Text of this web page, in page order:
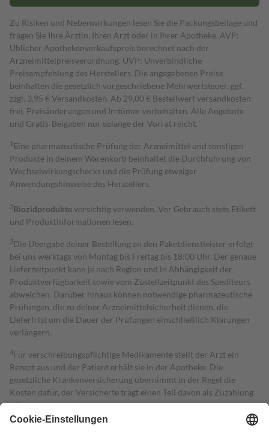
Zu Risiken und Nebenwirkungen lesen Sie die Packungsbeilage und
fragen Sie Ihre Ärztin, Ihren Arzt oder in Ihrer Apotheke. AVP:
Üblicher Apothekenverkaufspreis berechnet nach der
Arzneimittelpreisverordnung. UVP: Unverbindliche
Preisempfehlung des Herstellers. Die angegebenen Preise
beinhalten die gesetzlich vorgeschriebene Mehrwertsteuer, ggf.
zzgl. 3,95 € Versandkosten. Ab 29,00 € Bestell­wert versand­kosten­
frei. Preisänderungen und Irrtümer vorbehalten. Alle Angebote
und Gratis-Beigaben nur solange der Vorrat reicht.
1 Eine pharmazeutische Prüfung der Arzneimittel und sonstigen
Produkte in deinem Warenkorb beinhaltet die Durchführung von
Wechselwirkungschecks und die Prüfung etwaiger
Anwendungshinweise des Herstellers.
2Biozidproduktevorsichtig verwenden. Vor Gebrauch stets Etikett
und Produktinformationen lesen.
3Die Übergabe deiner Bestellung an den Paketdienstleister erfolgt
bei uns werktags von Montag bis Freitag bis 18:00 Uhr. Der genaue
Lieferzeitpunkt kann je nach Region und in Abhängigkeit der
Produktverfügbarkeit sowie vom Zustellzeitpunkt des Spediteurs
abweichen. Darüber hinaus können notwendige pharmazeutische
Prüfungen, die zu deiner Arzneimittelsicherheit dienen, die
Lieferfrist um die Dauer der Prüfungen einschließlich Klärungen
verlängern.
4Für verschreibungspflichtige Medikamente stellt der Arzt ein
Rezept aus und der Patient erhält sie in der Apotheke. Die
gesetzliche Krankenversicherung übernimmt in der Regel die
Kosten dafür, der Versicherte trägt einen Teil davon als Zuzahlung
mit.
Grundsätzlich leisten Mitglieder Zuzahlungen in Höhe von zehn